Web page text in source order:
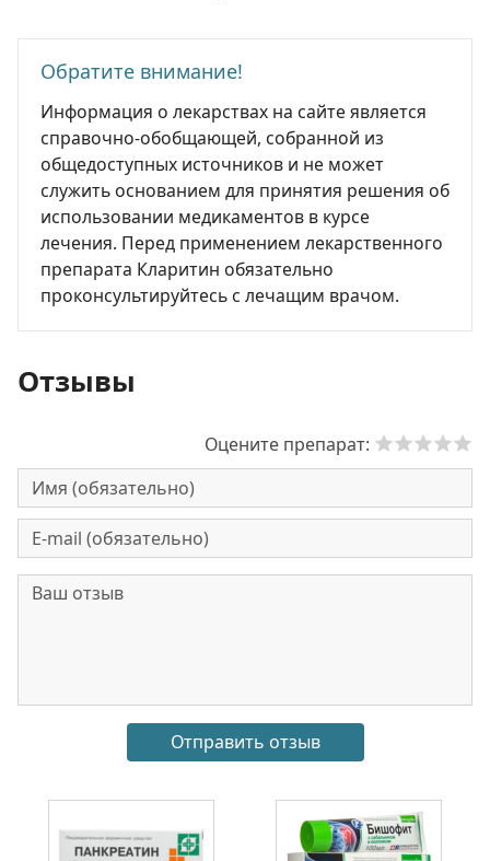
Обратите внимание!
Информация о лекарствах на сайте является
справочно-обобщающей, собранной из
общедоступных источников и не может
служить основанием для принятия решения об
использовании медикаментов в курсе
лечения. Перед применением лекарственного
препарата Кларитин обязательно
проконсультируйтесь с лечащим врачом.
Отзывы
Оцените препарат: